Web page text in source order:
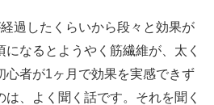
過したくらいから段々と効果が
なるとようやく筋繊維が、太く
心者が1ヶ月で効果を実感できず
、よく聞く話です。それを聞く